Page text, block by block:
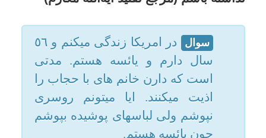
کاربر میهمان
نپوشم ولى لباسهاى پوشيده بپوشم
مکارم شیرازی(مدظله)
جواب: سلام علیکم؛
پاسخ شما را از
دفتر مرجع تقلیدتان حضرت آیت
الله العظمی مکارم شیرازی
(مدظله) در قم با شماره 37473 و
کد025 دریافت کردیم.